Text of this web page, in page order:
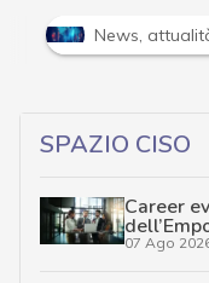
Attacchi hacker
SPAZIO CISO
Career
07 Ago